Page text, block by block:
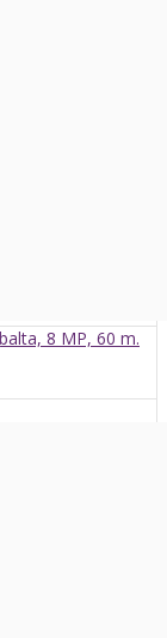
8 MP, 60 m.